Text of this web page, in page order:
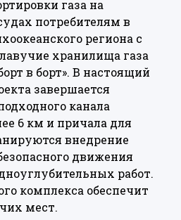
газа на
потребителям в
региона с
хранилища газа
в борт». В настоящий
завершается
канала
6 км и причала для
внедрение
движения
работ.
комплекса обеспечит
мест.